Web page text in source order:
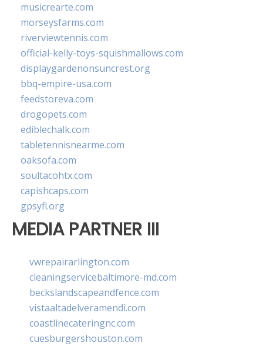
musicrearte.com
morseysfarms.com
riverviewtennis.com
official-kelly-toys-squishmallows.com
displaygardenonsuncrest.org
bbq-empire-usa.com
feedstoreva.com
drogopets.com
ediblechalk.com
tabletennisnearme.com
oaksofa.com
soultacohtx.com
capishcaps.com
gpsyfl.org
MEDIA PARTNER III
vwrepairarlington.com
cleaningservicebaltimore-md.com
beckslandscapeandfence.com
vistaaltadelveramendi.com
coastlinecateringnc.com
cuesburgershouston.com